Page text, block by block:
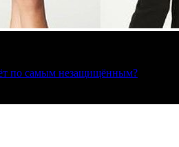
по самым незащищённым?